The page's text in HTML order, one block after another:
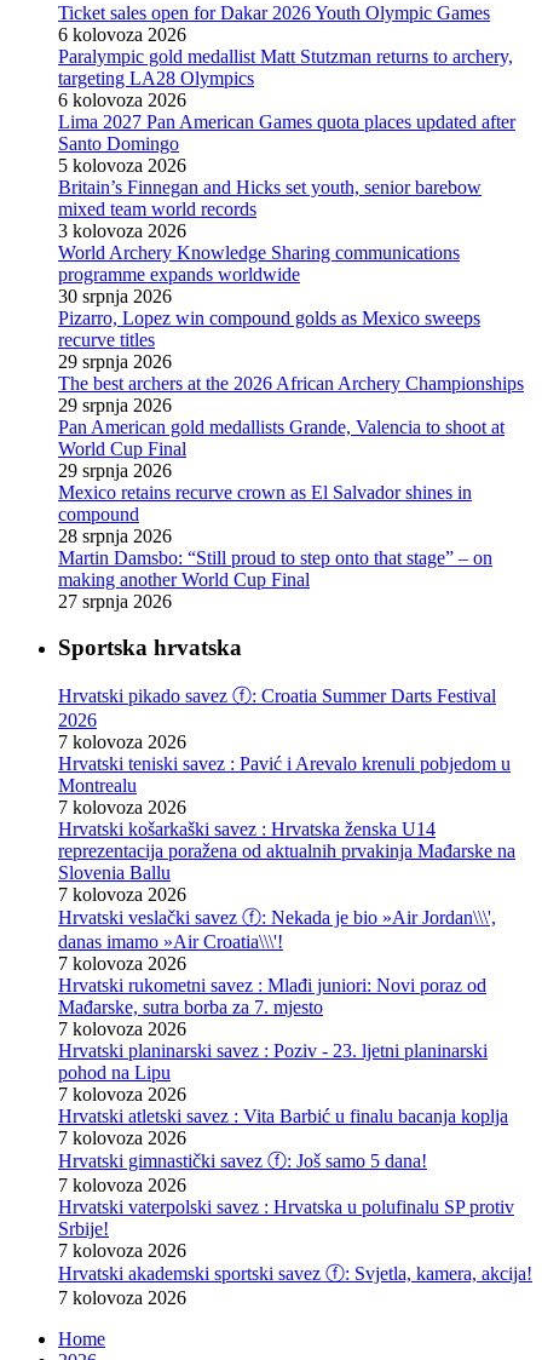
Ticket sales open for Dakar 2026 Youth Olympic Games
6 kolovoza 2026
Paralympic gold medallist Matt Stutzman returns to archery,
targeting LA28 Olympics
6 kolovoza 2026
Lima 2027 Pan American Games quota places updated after
Santo Domingo
5 kolovoza 2026
Britain’s Finnegan and Hicks set youth, senior barebow
mixed team world records
3 kolovoza 2026
World Archery Knowledge Sharing communications
programme expands worldwide
30 srpnja 2026
Pizarro, Lopez win compound golds as Mexico sweeps
recurve titles
29 srpnja 2026
The best archers at the 2026 African Archery Championships
29 srpnja 2026
Pan American gold medallists Grande, Valencia to shoot at
World Cup Final
29 srpnja 2026
Mexico retains recurve crown as El Salvador shines in
compound
28 srpnja 2026
Martin Damsbo: “Still proud to step onto that stage” – on
making another World Cup Final
27 srpnja 2026
Sportska hrvatska
Hrvatski pikado savez ⓕ: Croatia Summer Darts Festival
2026
7 kolovoza 2026
Hrvatski teniski savez : Pavić i Arevalo krenuli pobjedom u
Montrealu
7 kolovoza 2026
Hrvatski košarkaški savez : Hrvatska ženska U14
reprezentacija poražena od aktualnih prvakinja Mađarske na
Slovenia Ballu
7 kolovoza 2026
Hrvatski veslački savez ⓕ: Nekada je bio »Air Jordan\\\',
danas imamo »Air Croatia\\\'!
7 kolovoza 2026
Hrvatski rukometni savez : Mlađi juniori: Novi poraz od
Mađarske, sutra borba za 7. mjesto
7 kolovoza 2026
Hrvatski planinarski savez : Poziv - 23. ljetni planinarski
pohod na Lipu
7 kolovoza 2026
Hrvatski atletski savez : Vita Barbić u finalu bacanja koplja
7 kolovoza 2026
Hrvatski gimnastički savez ⓕ: Još samo 5 dana!
7 kolovoza 2026
Hrvatski vaterpolski savez : Hrvatska u polufinalu SP protiv
Srbije!
7 kolovoza 2026
Hrvatski akademski sportski savez ⓕ: Svjetla, kamera, akcija!
7 kolovoza 2026
Home